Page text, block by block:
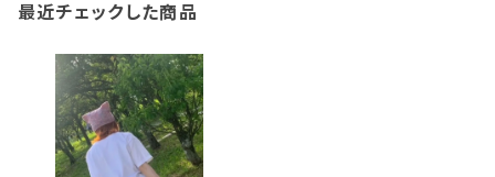
最近チェックした商品